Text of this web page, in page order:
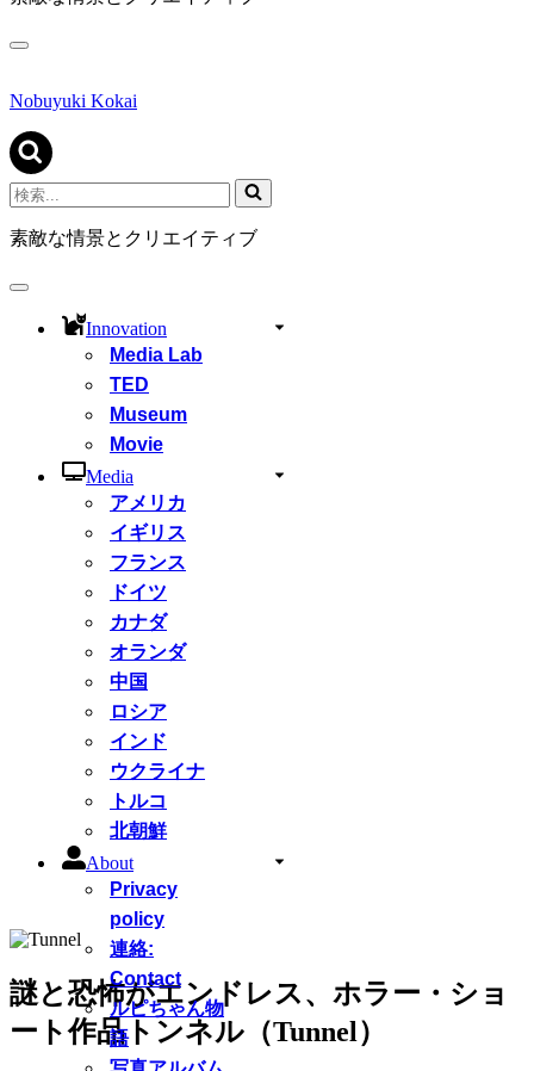
ナ
ゲ
シ
ョ
ン
メ
ニ
ュ
Nobuyuki Kokai
検
索...
素敵な情景とクリエイティブ
ナ
Innovation
Media Lab
TED
Museum
Movie
Media
アメリカ
イギリス
フランス
ドイツ
カナダ
オランダ
中国
ロシア
インド
ウクライナ
トルコ
北朝鮮
About
Privacy
policy
連絡:
Contact
ルピちゃん物
語
謎と恐怖がエンドレス、ホラー・ショ
ート作品トンネル（Tunnel）